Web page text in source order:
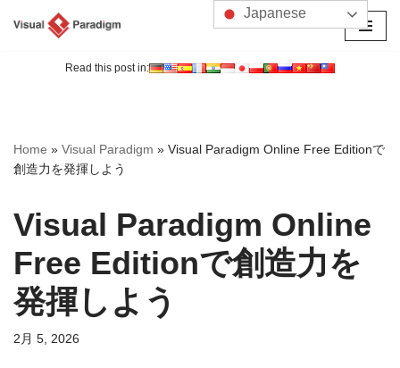
へ
ス
ッ
プ
Read this post in:
Home » Visual Paradigm » Visual Paradigm Online Free Editionで
創造力を発揮しよう
Visual Paradigm Online
Free Editionで創造力を
発揮しよう
2月 5, 2026
Japanese